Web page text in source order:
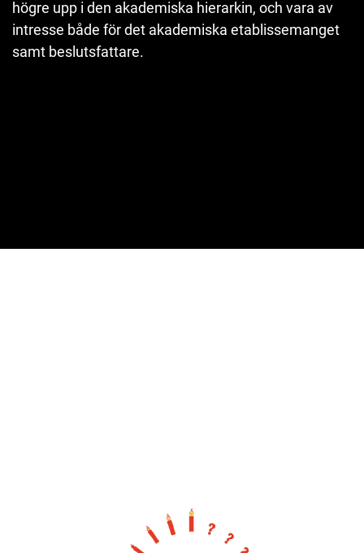
högre upp i den akademiska hierarkin, och vara av
intresse både för det akademiska etablissemanget
samt beslutsfattare.